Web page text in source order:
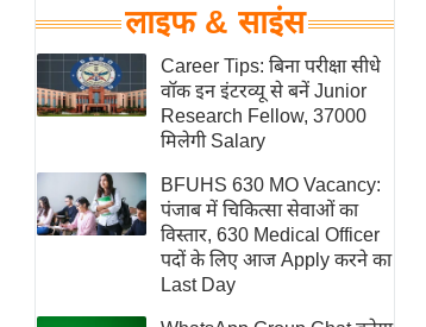
घरेलू नुस्खे
पर्यटन स्थल
फिटनेस मंत्रा
रिलेशनशिप
विश्लेषण
समसामयिक
मातृभूमि
स्तंभ
लाइफ & साइंस
Career Tips: बिना परीक्षा सीधे
वॉक इन इंटरव्यू से बनें Junior
Research Fellow, 37000
मिलेगी Salary
BFUHS 630 MO Vacancy:
पंजाब में चिकित्सा सेवाओं का
विस्तार, 630 Medical Officer
पदों के लिए आज Apply करने का
Last Day